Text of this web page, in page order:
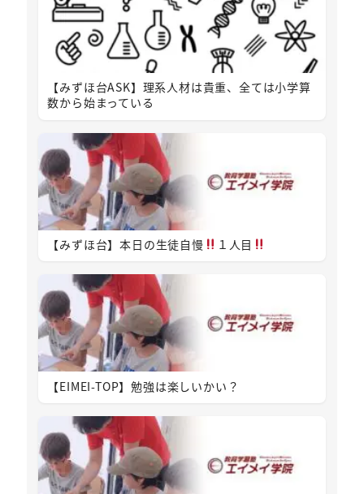
【みずほ台ASK】理系人材は貴重、全ては小学算
数から始まっている
【みずほ台】本日の生徒自慢 １人目
【EIMEI-TOP】勉強は楽しいかい？